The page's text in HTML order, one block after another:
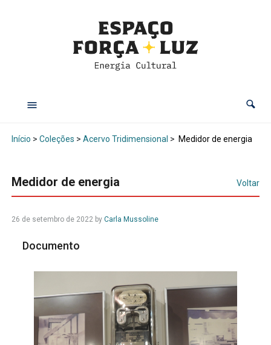
Início > Coleções > Acervo Tridimensional > Medidor de energia
Medidor de energia Voltar
26 de setembro de 2022by Carla Mussoline
Documento